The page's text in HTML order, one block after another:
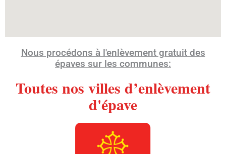
Nous procédons à l'enlèvement gratuit des
épaves sur les communes:
Toutes nos villes d’enlèvement
d'épave